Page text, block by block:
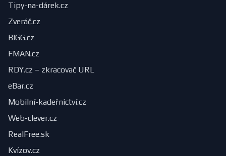
Tipy-na-dárek.cz
Zveráč.cz
BIGG.cz
FMAN.cz
RDY.cz – zkracovač URL
eBar.cz
Mobilní-kadeřnictví.cz
Web-clever.cz
RealFree.sk
Kvízov.cz